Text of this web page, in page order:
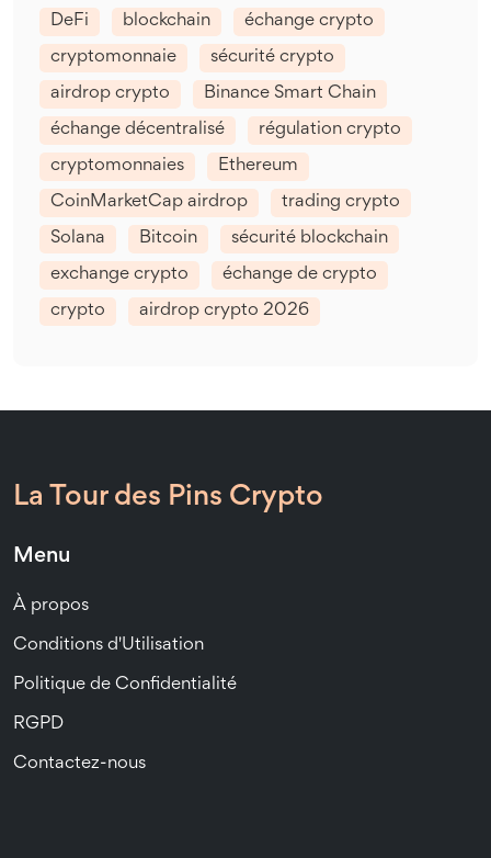
DeFi blockchain échange crypto
cryptomonnaie sécurité crypto
airdrop crypto Binance Smart Chain
échange décentralisé régulation crypto
cryptomonnaies Ethereum
CoinMarketCap airdrop trading crypto
Solana Bitcoin sécurité blockchain
exchange crypto échange de crypto
crypto airdrop crypto 2026
La Tour des Pins Crypto
Menu
À propos
Conditions d'Utilisation
Politique de Confidentialité
RGPD
Contactez-nous